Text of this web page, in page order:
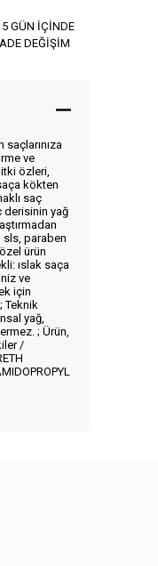
GÜN İÇİNDE
DEĞİŞİM
ve
özleri,
kökten
saç
derisinin yağ
sls, paraben
ürün
ıslak saça
ve
için
Teknik
yağ,
; Ürün,
/